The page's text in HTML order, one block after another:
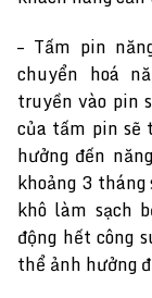
– Tấm pin
chuyển hoá
truyền vào pin
của tấm pin sẽ
hưởng đến
khoảng 3
khô làm sạch
động hết công
thể ảnh hưởng